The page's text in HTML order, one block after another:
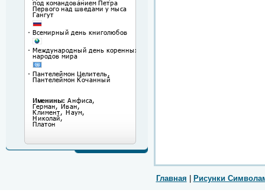
Главная Рисунки